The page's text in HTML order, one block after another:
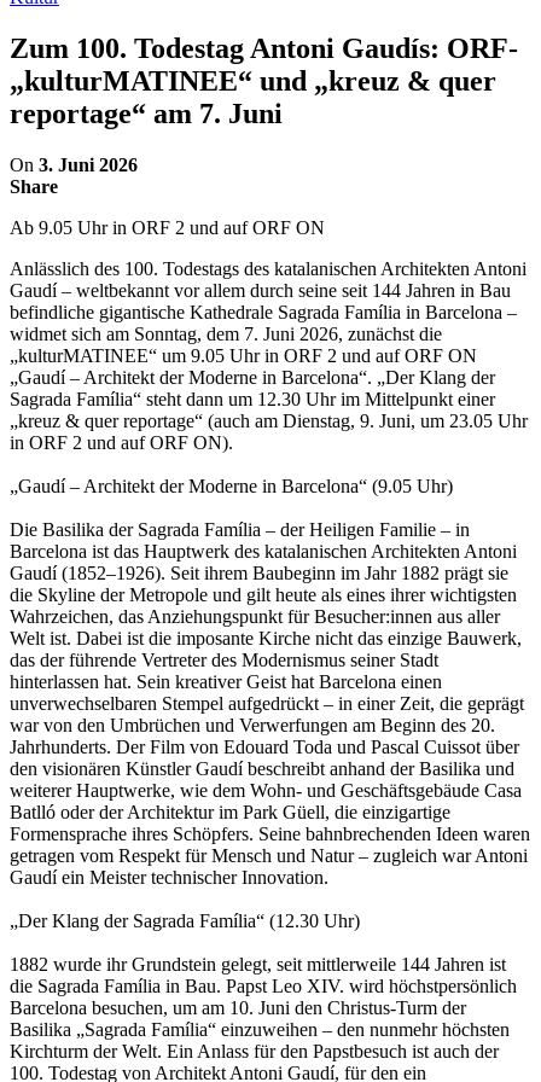
Zum 100. Todestag Antoni Gaudís: ORF-
„kulturMATINEE“ und „kreuz & quer
reportage“ am 7. Juni
On 3. Juni 2026
Share
Ab 9.05 Uhr in ORF 2 und auf ORF ON
Anlässlich des 100. Todestags des katalanischen Architekten Antoni
Gaudí – weltbekannt vor allem durch seine seit 144 Jahren in Bau
befindliche gigantische Kathedrale Sagrada Família in Barcelona –
widmet sich am Sonntag, dem 7. Juni 2026, zunächst die
„kulturMATINEE“ um 9.05 Uhr in ORF 2 und auf ORF ON
„Gaudí – Architekt der Moderne in Barcelona“. „Der Klang der
Sagrada Família“ steht dann um 12.30 Uhr im Mittelpunkt einer
„kreuz & quer reportage“ (auch am Dienstag, 9. Juni, um 23.05 Uhr
in ORF 2 und auf ORF ON).
„Gaudí – Architekt der Moderne in Barcelona“ (9.05 Uhr)
Die Basilika der Sagrada Família – der Heiligen Familie – in
Barcelona ist das Hauptwerk des katalanischen Architekten Antoni
Gaudí (1852–1926). Seit ihrem Baubeginn im Jahr 1882 prägt sie
die Skyline der Metropole und gilt heute als eines ihrer wichtigsten
Wahrzeichen, das Anziehungspunkt für Besucher:innen aus aller
Welt ist. Dabei ist die imposante Kirche nicht das einzige Bauwerk,
das der führende Vertreter des Modernismus seiner Stadt
hinterlassen hat. Sein kreativer Geist hat Barcelona einen
unverwechselbaren Stempel aufgedrückt – in einer Zeit, die geprägt
war von den Umbrüchen und Verwerfungen am Beginn des 20.
Jahrhunderts. Der Film von Edouard Toda und Pascal Cuissot über
den visionären Künstler Gaudí beschreibt anhand der Basilika und
weiterer Hauptwerke, wie dem Wohn- und Geschäftsgebäude Casa
Batlló oder der Architektur im Park Güell, die einzigartige
Formensprache ihres Schöpfers. Seine bahnbrechenden Ideen waren
getragen vom Respekt für Mensch und Natur – zugleich war Antoni
Gaudí ein Meister technischer Innovation.
„Der Klang der Sagrada Família“ (12.30 Uhr)
1882 wurde ihr Grundstein gelegt, seit mittlerweile 144 Jahren ist
die Sagrada Família in Bau. Papst Leo XIV. wird höchstpersönlich
Barcelona besuchen, um am 10. Juni den Christus-Turm der
Basilika „Sagrada Família“ einzuweihen – den nunmehr höchsten
Kirchturm der Welt. Ein Anlass für den Papstbesuch ist auch der
100. Todestag von Architekt Antoni Gaudí, für den ein